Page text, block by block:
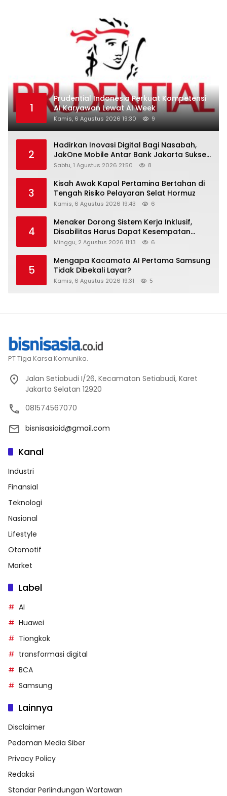
1
Prudential Indonesia Perkuat Kompetensi
AI Karyawan Lewat AI Week
Kamis, 6 Agustus 2026 19:30 9
2
Hadirkan Inovasi Digital Bagi Nasabah,
JakOne Mobile Antar Bank Jakarta Sukses
Raih Digital Excellence Awards 2026
Sabtu, 1 Agustus 2026 21:50 8
3
Kisah Awak Kapal Pertamina Bertahan di
Tengah Risiko Pelayaran Selat Hormuz
Kamis, 6 Agustus 2026 19:43 6
4
Menaker Dorong Sistem Kerja Inklusif,
Disabilitas Harus Dapat Kesempatan
Setara
Minggu, 2 Agustus 2026 11:13 6
5
Mengapa Kacamata AI Pertama Samsung
Tidak Dibekali Layar?
Kamis, 6 Agustus 2026 19:31 5
PT Tiga Karsa Komunika.
Jalan Setiabudi I/26, Kecamatan Setiabudi, Karet
Jakarta Selatan 12920
081574567070
bisnisasiaid@gmail.com
Kanal
Industri
Finansial
Teknologi
Nasional
Lifestyle
Otomotif
Market
Label
AI
Huawei
Tiongkok
transformasi digital
BCA
Samsung
Lainnya
Disclaimer
Pedoman Media Siber
Privacy Policy
Redaksi
Standar Perlindungan Wartawan